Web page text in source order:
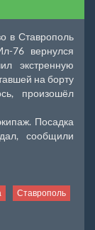
в Ставрополь
76 вернулся
экстренную
на борту
произошёл
Посадка
сообщили
Ставрополь